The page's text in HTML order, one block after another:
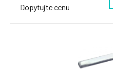
Dopytujte cenu